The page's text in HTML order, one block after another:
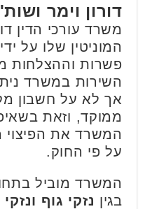
דורון וימר
משרד עורכי הדין
המוניטין שלו על
פשרות וההצלחות
השירות במשרד
אך לא על חשבון
ממוקד, וזאת
המשרד את הפיצוי
על פי החוק.
המשרד מוביל
בגין נזקי גוף